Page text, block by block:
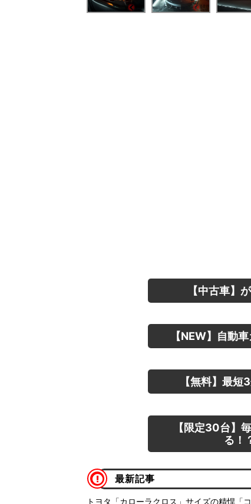
【中古車】
【NEW】自動
【無料】最
【限定30台】
る！
最新記事
トヨタ「カローラクロス」サイズの精悍「